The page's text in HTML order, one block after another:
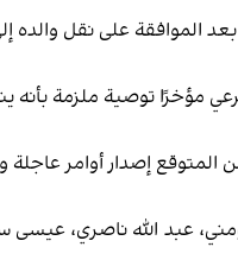
الجاري، قال نجله مرتضى قدیاني، إنه بعد
مؤخرًا توصية ملزمة بأنه
المتوقع إصدار أوامر
عبد الله ناصري، عيسى